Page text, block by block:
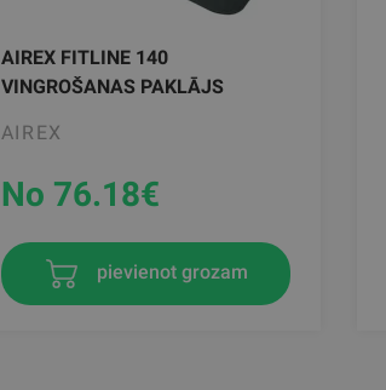
AIREX FITLINE 140
VINGROŠANAS PAKLĀJS
AIREX
No 76.18€
pievienot grozam